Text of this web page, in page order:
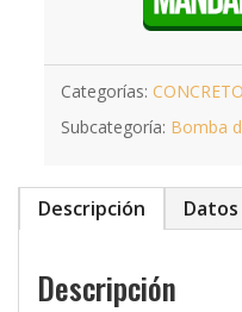
Categorías: CONCRETO
Subcategoría: Bomba
Descripción
Descripción